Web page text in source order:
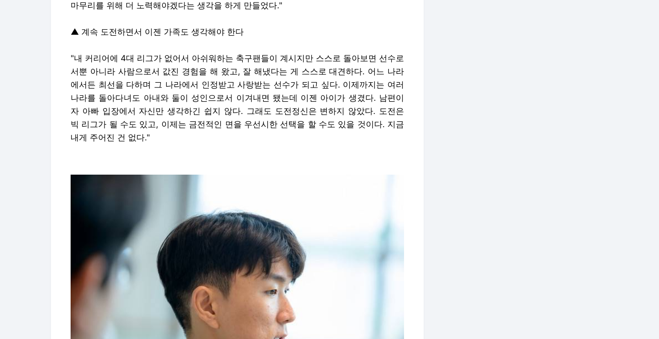
마무리를 위해 더 노력해야겠다는 생각을 하게 만들었다."
▲ 계속 도전하면서 이젠 가족도 생각해야 한다
"내 커리어에 4대 리그가 없어서 아쉬워하는 축구팬들이 계시지만 스스로 돌아보면 선수로
서뿐 아니라 사람으로서 값진 경험을 해 왔고, 잘 해냈다는 게 스스로 대견하다. 어느 나라
에서든 최선을 다하며 그 나라에서 인정받고 사랑받는 선수가 되고 싶다. 이제까지는 여러
나라를 돌아다녀도 아내와 둘이 성인으로서 이겨내면 됐는데 이젠 아이가 생겼다. 남편이
자 아빠 입장에서 자신만 생각하긴 쉽지 않다. 그래도 도전정신은 변하지 않았다. 도전은
빅 리그가 될 수도 있고, 이제는 금전적인 면을 우선시한 선택을 할 수도 있을 것이다. 지금
내게 주어진 건 없다."